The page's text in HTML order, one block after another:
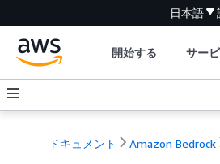
日本語
開始する サー
ドキュメント Amazon Bedrock